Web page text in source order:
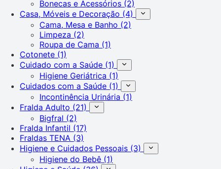
Bonecas e Acessórios (2)
Casa, Móveis e Decoração (4)
Cama, Mesa e Banho (2)
Limpeza (2)
Roupa de Cama (1)
Cotonete (1)
Cuidado com a Saúde (1)
Higiene Geriátrica (1)
Cuidados com a Saúde (1)
Incontinência Urinária (1)
Fralda Adulto (21)
Bigfral (2)
Fralda Infantil (17)
Fraldas TENA (3)
Higiene e Cuidados Pessoais (3)
Higiene do Bebê (1)